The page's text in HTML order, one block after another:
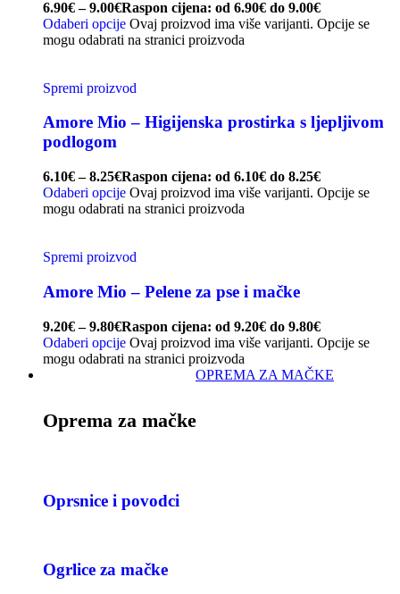
6.90€ – 9.00€Raspon cijena: od 6.90€ do 9.00€
Odaberi opcije Ovaj proizvod ima više varijanti. Opcije se
mogu odabrati na stranici proizvoda
Spremi proizvod
Amore Mio – Higijenska prostirka s ljepljivom
podlogom
6.10€ – 8.25€Raspon cijena: od 6.10€ do 8.25€
Odaberi opcije Ovaj proizvod ima više varijanti. Opcije se
mogu odabrati na stranici proizvoda
Spremi proizvod
Amore Mio – Pelene za pse i mačke
9.20€ – 9.80€Raspon cijena: od 9.20€ do 9.80€
Odaberi opcije Ovaj proizvod ima više varijanti. Opcije se
mogu odabrati na stranici proizvoda
OPREMA ZA MAČKE
Oprema za mačke
Oprsnice i povodci
Ogrlice za mačke